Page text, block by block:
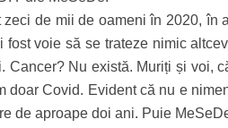
zeci de mii de oameni în 2020, în
fost voie să se trateze nimic
Cancer? Nu există. Muriți și voi,
doar Covid. Evident că nu e
de aproape doi ani. Puie